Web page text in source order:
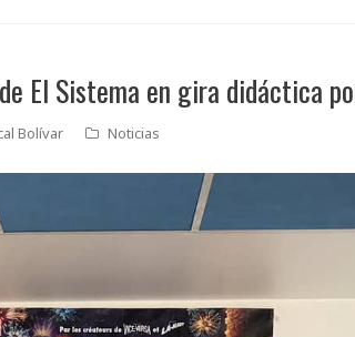
El Sistema en gira didáctica
Bolívar Noticias